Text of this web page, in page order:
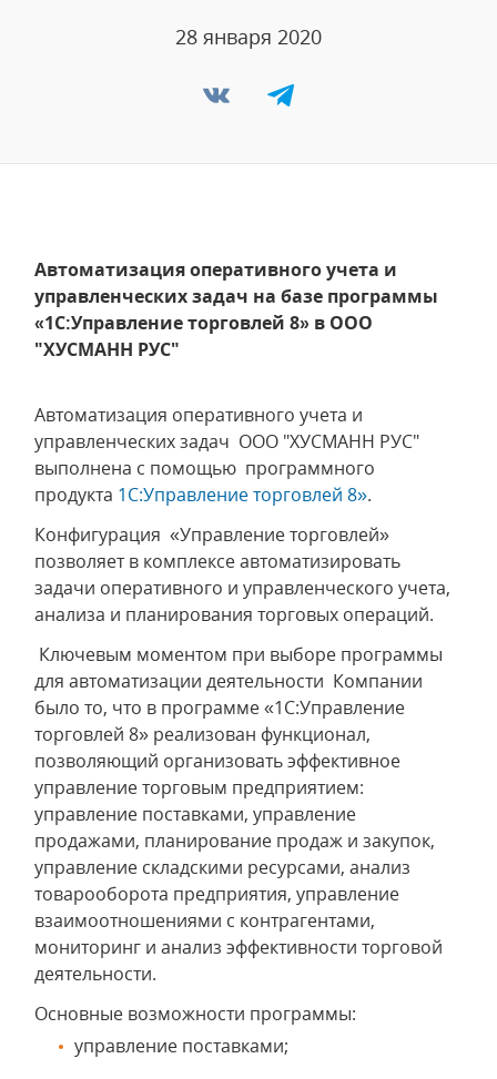
28 января 2020
Автоматизация оперативного учета и
управленческих задач на базе программы
«1С:Управление торговлей 8» в ООО
"ХУСМАНН РУС"
Автоматизация оперативного учета и
управленческих задач ООО "ХУСМАНН РУС"
выполнена с помощью программного
продукта 1С:Управление торговлей 8».
Конфигурация «Управление торговлей»
позволяет в комплексе автоматизировать
задачи оперативного и управленческого учета,
анализа и планирования торговых операций.
Ключевым моментом при выборе программы
для автоматизации деятельности Компании
было то, что в программе «1С:Управление
торговлей 8» реализован функционал,
позволяющий организовать эффективное
управление торговым предприятием:
управление поставками, управление
продажами, планирование продаж и закупок,
управление складскими ресурсами, анализ
товарооборота предприятия, управление
взаимоотношениями с контрагентами,
мониторинг и анализ эффективности торговой
деятельности.
Основные возможности программы:
управление поставками;